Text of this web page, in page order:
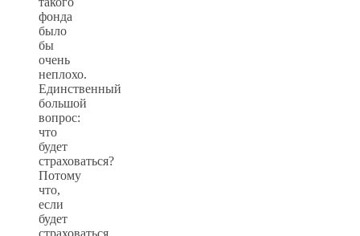
фонда
было
бы
очень
неплохо.
Единственный
большой
вопрос:
что
будет
страховаться?
Потому
что,
если
будет
страховаться